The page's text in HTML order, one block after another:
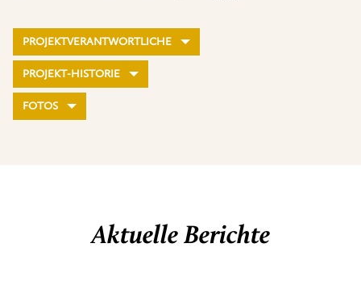
PROJEKTVERANTWORTLICHE
PROJEKT-HISTORIE
FOTOS
Aktuelle Berichte